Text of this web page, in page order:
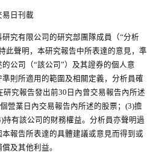
易日刊載
究有限公司的研究部團隊成員（“分析
此聲明，本研究報告中所表達的意見，準
公司（“該公司”）及其證券的個人意
則所適用的範圍及相關定義，分析員確
究報告發出前30日內曾交易報告內所述
營業日內交易報告內所述的股票；(3)擔
有該公司的財務權益。分析員亦聲明過
報告所表達的具體建議或意見而得到或
及其他利益。